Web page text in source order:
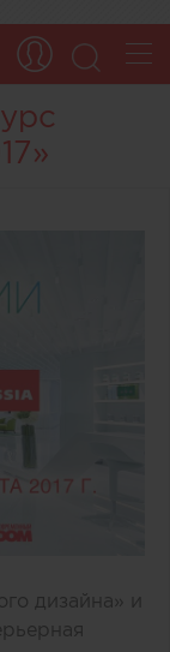
дизайна» и